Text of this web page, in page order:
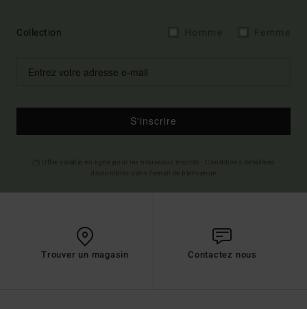
Collection
S'inscrire
Trouver un magasin Contactez nous